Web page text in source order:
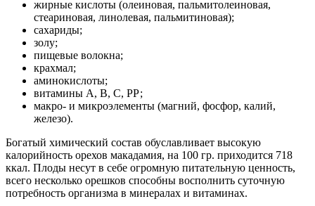
жирные кислоты (олеиновая, пальмитолеиновая,
стеариновая, линолевая, пальмитиновая);
сахариды;
золу;
пищевые волокна;
крахмал;
аминокислоты;
витамины А, В, С, РР;
макро- и микроэлементы (магний, фосфор, калий,
железо).
Богатый химический состав обуславливает высокую
калорийность орехов макадамия, на 100 гр. приходится 718
ккал. Плоды несут в себе огромную питательную ценность,
всего несколько орешков способны восполнить суточную
потребность организма в минералах и витаминах.